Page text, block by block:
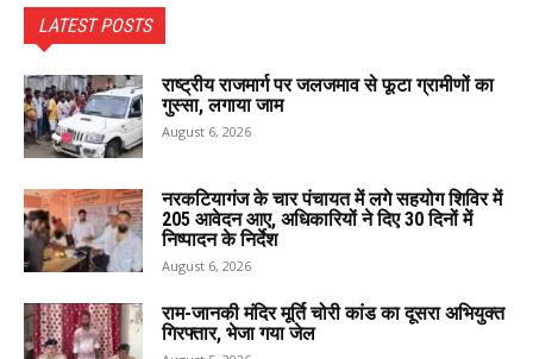
LATEST POSTS
राष्ट्रीय राजमार्ग पर जलजमाव से फूटा ग्रामीणों का
गुस्सा, लगाया जाम
August 6, 2026
नरकटियागंज के चार पंचायत में लगे सहयोग शिविर में
205 आवेदन आए, अधिकारियों ने दिए 30 दिनों में
निष्पादन के निर्देश
August 6, 2026
राम-जानकी मंदिर मूर्ति चोरी कांड का दूसरा अभियुक्त
गिरफ्तार, भेजा गया जेल